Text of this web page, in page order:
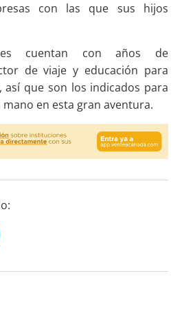
con las que sus hijos
cuentan con años de
de viaje y educación para
así que son los indicados para
en esta gran aventura.